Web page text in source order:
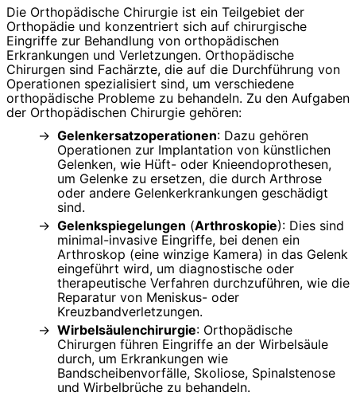
Die Orthopädische Chirurgie ist ein Teilgebiet der
Orthopädie und konzentriert sich auf chirurgische
Eingriffe zur Behandlung von orthopädischen
Erkrankungen und Verletzungen. Orthopädische
Chirurgen sind Fachärzte, die auf die Durchführung von
Operationen spezialisiert sind, um verschiedene
orthopädische Probleme zu behandeln. Zu den Aufgaben
der Orthopädischen Chirurgie gehören:
Gelenkersatzoperationen: Dazu gehören
Operationen zur Implantation von künstlichen
Gelenken, wie Hüft- oder Knieendoprothesen,
um Gelenke zu ersetzen, die durch Arthrose
oder andere Gelenkerkrankungen geschädigt
sind.
Gelenkspiegelungen (Arthroskopie): Dies sind
minimal-invasive Eingriffe, bei denen ein
Arthroskop (eine winzige Kamera) in das Gelenk
eingeführt wird, um diagnostische oder
therapeutische Verfahren durchzuführen, wie die
Reparatur von Meniskus- oder
Kreuzbandverletzungen.
Wirbelsäulenchirurgie: Orthopädische
Chirurgen führen Eingriffe an der Wirbelsäule
durch, um Erkrankungen wie
Bandscheibenvorfälle, Skoliose, Spinalstenose
und Wirbelbrüche zu behandeln.